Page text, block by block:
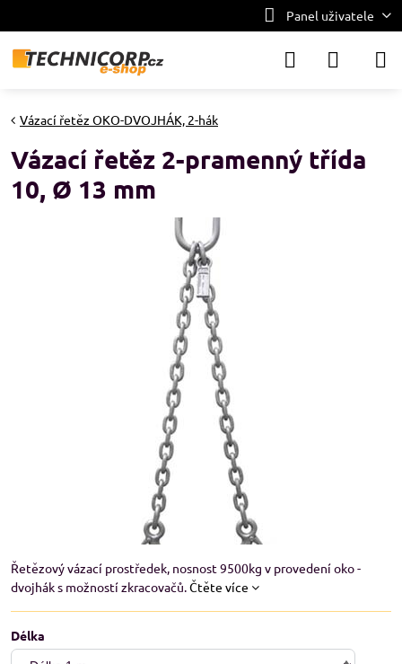
Panel uživatele
Vázací řetěz OKO-DVOJHÁK, 2-hák
Vázací řetěz 2-pramenný třída
10, Ø 13 mm
Řetězový vázací prostředek, nosnost 9500kg v provedení oko -
dvojhák s možností zkracovačů.Čtěte více
Délka